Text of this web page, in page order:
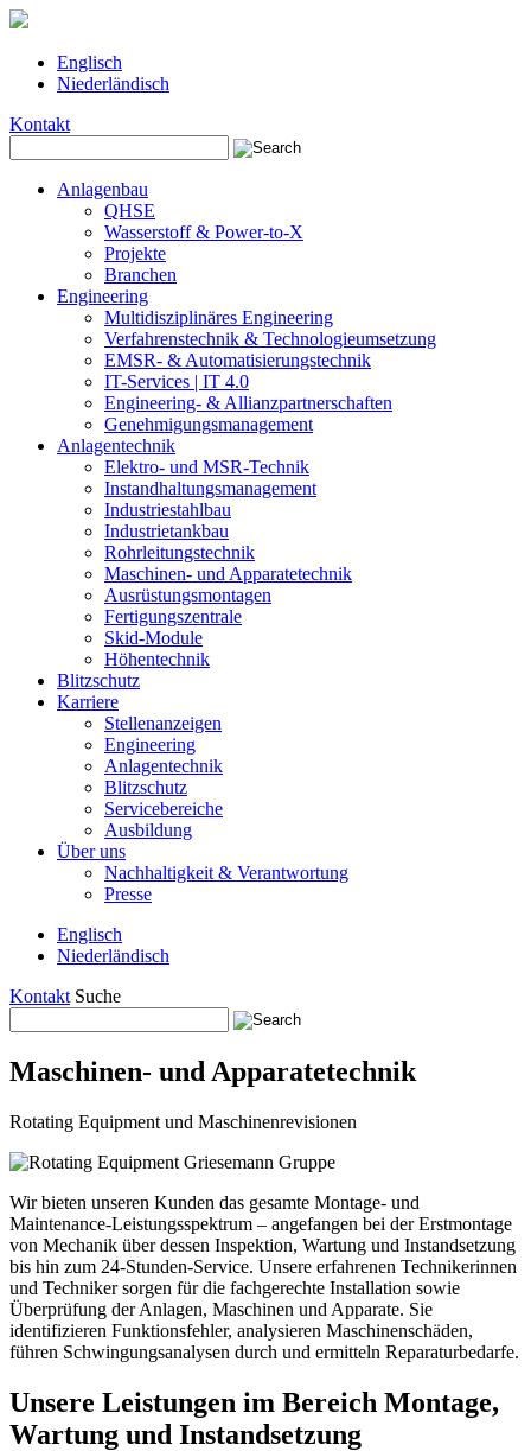
Englisch
Niederländisch
Kontakt
Anlagenbau
QHSE
Wasserstoff & Power-to-X
Projekte
Branchen
Engineering
Multidisziplinäres Engineering
Verfahrenstechnik & Technologieumsetzung
EMSR- & Automatisierungstechnik
IT-Services | IT 4.0
Engineering- & Allianzpartnerschaften
Genehmigungsmanagement
Anlagentechnik
Elektro- und MSR-Technik
Instandhaltungsmanagement
Industriestahlbau
Industrietankbau
Rohrleitungstechnik
Maschinen- und Apparatetechnik
Ausrüstungsmontagen
Fertigungszentrale
Skid-Module
Höhentechnik
Blitzschutz
Karriere
Stellenanzeigen
Engineering
Anlagentechnik
Blitzschutz
Servicebereiche
Ausbildung
Über uns
Nachhaltigkeit & Verantwortung
Presse
Englisch
Niederländisch
Kontakt Suche
Maschinen- und Apparatetechnik
Rotating Equipment und Maschinenrevisionen
Wir bieten unseren Kunden das gesamte Montage- und
Maintenance-Leistungsspektrum – angefangen bei der Erstmontage
von Mechanik über dessen Inspektion, Wartung und Instandsetzung
bis hin zum 24-Stunden-Service. Unsere erfahrenen Technikerinnen
und Techniker sorgen für die fachgerechte Installation sowie
Überprüfung der Anlagen, Maschinen und Apparate. Sie
identifizieren Funktionsfehler, analysieren Maschinenschäden,
führen Schwingungsanalysen durch und ermitteln Reparaturbedarfe.
Unsere Leistungen im Bereich Montage,
Wartung und Instandsetzung